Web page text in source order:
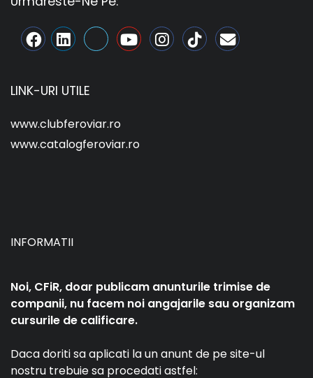
LINK-URI UTILE
www.clubferoviar.ro
www.catalogferoviar.ro
INFORMATII
Noi, CFiR, doar publicam anunturile trimise de
companii, nu facem noi angajarile sau organizam
cursurile de calificare.
Daca doriti sa aplicati la un anunt de pe site-ul
nostru trebuie sa procedati astfel: